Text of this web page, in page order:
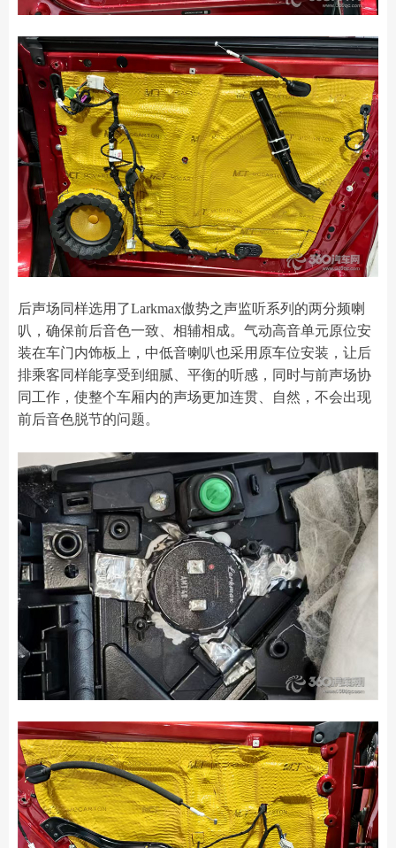
后声场同样选用了Larkmax傲势之声监听系列的两分频喇
叭，确保前后音色一致、相辅相成。气动高音单元原位安
装在车门内饰板上，中低音喇叭也采用原车位安装，让后
排乘客同样能享受到细腻、平衡的听感，同时与前声场协
同工作，使整个车厢内的声场更加连贯、自然，不会出现
前后音色脱节的问题。